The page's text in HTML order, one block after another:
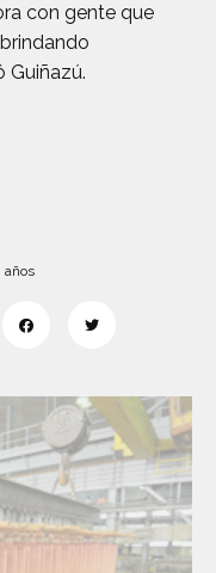
con gente que
Guiñazú.
años